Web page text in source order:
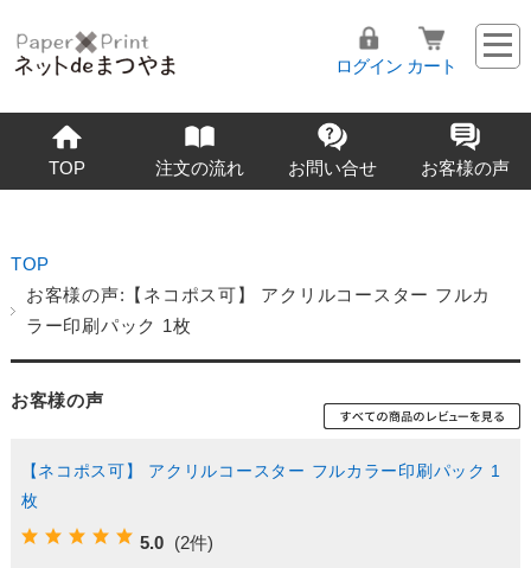
ログイン カート
TOP 注文の流れ お問い合せ お客様の声
TOP
お客様の声:【ネコポス可】 アクリルコースター フルカ
ラー印刷パック 1枚
お客様の声
【ネコポス可】 アクリルコースター フルカラー印刷パック 1
枚
5.0 (2件)